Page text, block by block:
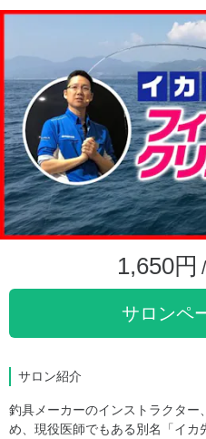
1,650円
サロンペ
サロン紹介
釣具メーカーのインストラクター
め、現役医師でもある別名「イ